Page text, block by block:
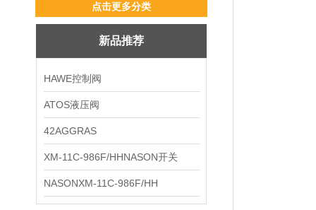
点击更多分类
新品推荐
HAWE控制阀
ATOS液压阀
42AGGRAS
XM-11C-986F/HHNASON开关
NASONXM-11C-986F/HH